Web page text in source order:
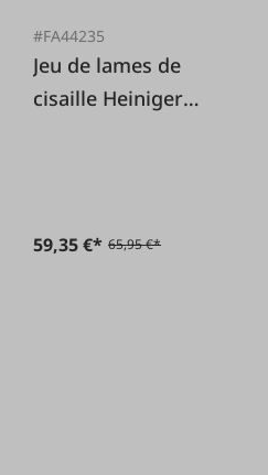
#FA44235
Jeu de lames de
cisaille Heiniger
59,35 €* 65,95 €*